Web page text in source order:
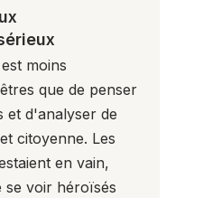
moins
que de penser
et d'analyser de
citoyenne. Les
en vain,
se voir héroïsés